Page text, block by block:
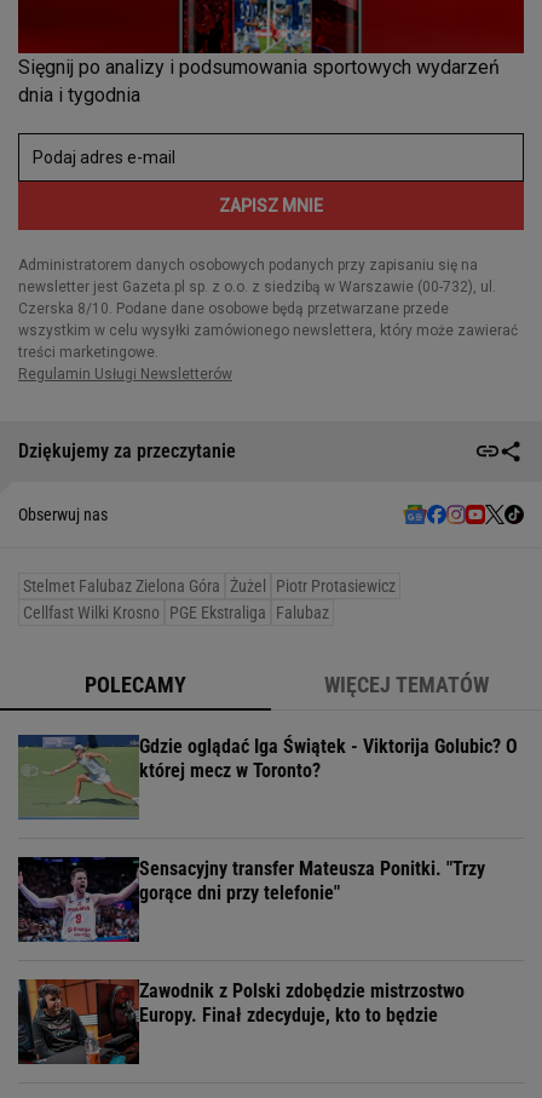
Dziękujemy za przeczytanie
Obserwuj nas
Stelmet Falubaz Zielona Góra Żużel
Piotr Protasiewicz
Cellfast Wilki Krosno PGE Ekstraliga Falubaz
POLECAMY WIĘCEJ TEMATÓW
Gdzie oglądać Iga Świątek - Viktorija Golubic? O
której mecz w Toronto?
Sensacyjny transfer Mateusza Ponitki. "Trzy
gorące dni przy telefonie"
Zawodnik z Polski zdobędzie mistrzostwo
Europy. Finał zdecyduje, kto to będzie